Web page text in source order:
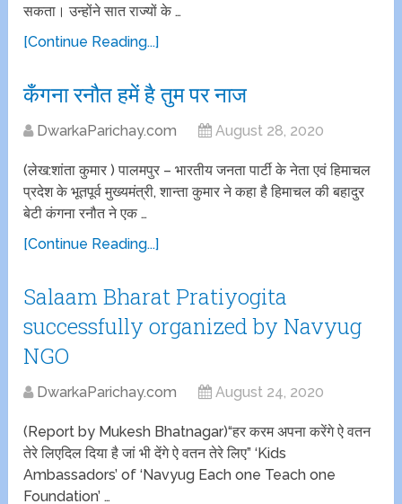
सकता। उन्होंने सात राज्यों के …
[Continue Reading...]
कँगना रनौत हमें है तुम पर नाज
DwarkaParichay.com August 28, 2020
(लेख:शांता कुमार ) पालमपुर – भारतीय जनता पार्टी के नेता एवं हिमाचल
प्रदेश के भूतपूर्व मुख्यमंत्री, शान्ता कुमार ने कहा है हिमाचल की बहादुर
बेटी कंगना रनौत ने एक …
[Continue Reading...]
Salaam Bharat Pratiyogita
successfully organized by Navyug
NGO
DwarkaParichay.com August 24, 2020
(Report by Mukesh Bhatnagar)“हर करम अपना करेंगे ऐ वतन
तेरे लिएदिल दिया है जां भी देंगे ऐ वतन तेरे लिए” ‘Kids
Ambassadors’ of ‘Navyug Each one Teach one
Foundation’ …